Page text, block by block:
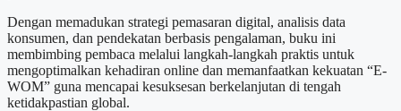
Dengan memadukan strategi pemasaran digital, analisis data
konsumen, dan pendekatan berbasis pengalaman, buku ini
membimbing pembaca melalui langkah-langkah praktis untuk
mengoptimalkan kehadiran online dan memanfaatkan kekuatan “E-
WOM” guna mencapai kesuksesan berkelanjutan di tengah
ketidakpastian global.